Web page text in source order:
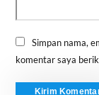
Simpan nama,
komentar saya